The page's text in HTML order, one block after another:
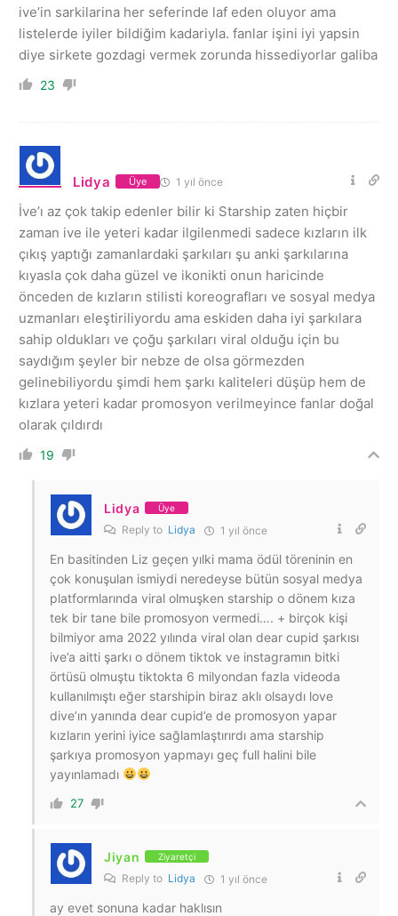
ive’in sarkilarina her seferinde laf eden oluyor ama
listelerde iyiler bildiğim kadariyla. fanlar işini iyi yapsin
diye sirkete gozdagi vermek zorunda hissediyorlar galiba
23
Lidya Üye 1 yıl önce
İve’ı az çok takip edenler bilir ki Starship zaten hiçbir
zaman ive ile yeteri kadar ilgilenmedi sadece kızların ilk
çıkış yaptığı zamanlardaki şarkıları şu anki şarkılarına
kıyasla çok daha güzel ve ikonikti onun haricinde
önceden de kızların stilisti koreografları ve sosyal medya
uzmanları eleştiriliyordu ama eskiden daha iyi şarkılara
sahip oldukları ve çoğu şarkıları viral olduğu için bu
saydığım şeyler bir nebze de olsa görmezden
gelinebiliyordu şimdi hem şarkı kaliteleri düşüp hem de
kızlara yeteri kadar promosyon verilmeyince fanlar doğal
olarak çıldırdı
19
Lidya Üye
Reply to Lidya 1 yıl önce
En basitinden Liz geçen yılki mama ödül töreninin en
çok konuşulan ismiydi neredeyse bütün sosyal medya
platformlarında viral olmuşken starship o dönem kıza
tek bir tane bile promosyon vermedi…. + birçok kişi
bilmiyor ama 2022 yılında viral olan dear cupid şarkısı
ive’a aitti şarkı o dönem tiktok ve instagramın bitki
örtüsü olmuştu tiktokta 6 milyondan fazla videoda
kullanılmıştı eğer starshipin biraz aklı olsaydı love
dive’ın yanında dear cupid’e de promosyon yapar
kızların yerini iyice sağlamlaştırırdı ama starship
şarkıya promosyon yapmayı geç full halini bile
yayınlamadı
27
Jiyan Ziyaretçi
Reply to Lidya 1 yıl önce
ay evet sonuna kadar haklısın